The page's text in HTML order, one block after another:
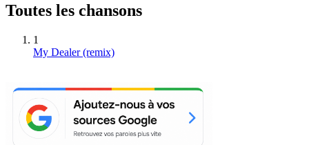
Toutes les chansons
1
My Dealer (remix)